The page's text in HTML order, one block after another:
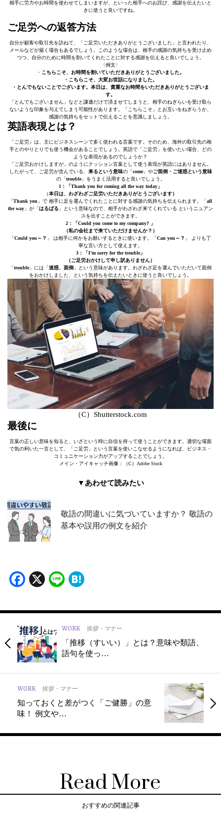
相手に労力やお時間を使わせてしまいますが、といった相手へのお詫び、感謝を伝えたいと
きに使うと良いですね。
ご足労への返答方法
自分が顧客や取引先を訪ねて、「ご足労いただきありがとうございました」と言われたり、
メールなどが届く場合もあるでしょう。このような場合は、相手の感謝の気持ちを受け止め
つつ、自分のために時間を割いてくれたことに対する感謝を伝えると良いでしょう。
〈例文〉
・ こちらこそ、お時間を割いていただきありがとうございました。
・こちらこそ、大変お世話になりました。
・とんでもないことでございます。本日は、貴重なお時間をいただきありがとうございま
す。
「とんでもございません」などと謙遜だけで済ませてしまうと、相手のねぎらいを受け取ら
ないような印象を与えてしまう可能性があります。「こちらこそ」とお互いをねぎらうか、
感謝の気持ちをセットで伝えることを意識しましょう。
英語表現とは？
「ご足労」は、主にビジネスシーンで多く使われる言葉です。そのため、海外の取引先の相
手とのやりとりでも使う機会があることでしょう。英語で「ご足労」を使いたい場合、どの
ような表現があるのでしょうか？
「ご足労おかけしますが」のようにクッション言葉として使う表現が英語にはありません。
したがって、ご足労が含んでいる、 来るという意味の「come」やご面倒・ご迷惑という意味
の「trouble」をうまく活用すると良いでしょう。
1：「Thank you for coming all the way today」
（本日は、わざわざご足労いただきありがとうございます）
「Thank you 」で 相手に足を運んでくれたことに対する感謝の気持ちを伝えられます。「all
the way 」が「はるばる 」という意味なので、相手がわざわざ来てくれている というニュアン
スを出すことができます。
2：「Could you come to my company? 」
（私の会社まで来ていただけませんか？）
「Could you～？ 」 は相手に何かをお願いするときに使います。「Can you～？ 」 よりも丁
寧な言い方として使えます。
3：「I’m sorry for the trouble」
（ご足労おかけして申し訳ありません）
「trouble」には「迷惑、面倒 」という意味があります。わざわざ足を運んでいただいて面倒
をおかけしました、という気持ちを伝えたいときに使うと良いでしょう。
（C）Shutterstock.com
最後に
言葉の正しい意味を知ると、いざという時に自信を持って使うことができます。適切な場面
で気の利いた一言として、「ご足労」という言葉を使いこなせるようになれば、ビジネス・
コミュニケーション力がアップすることでしょう。
メイン・アイキャッチ画像：（C）Adobe Stock
▼あわせて読みたい
敬語の間違いに気づいていますか？ 敬語の
基本や誤用の例文を紹介
Facebook
X Line
WORK 挨拶・マナー
「推移（すいい）」とは？意味や類語、
語句を使っ…
WORK 挨拶・マナー
知っておくと差がつく「ご健勝」の意
味！ 例⽂や…
Read More
おすすめの関連記事